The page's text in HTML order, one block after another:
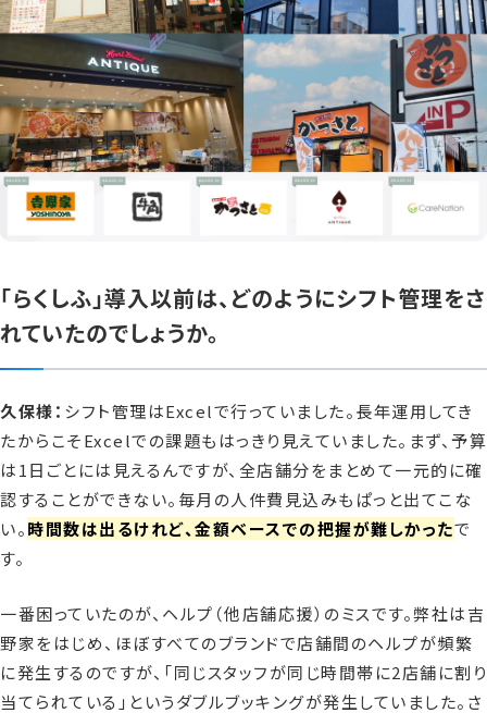
「らくしふ」導入以前は、どのようにシフト管理をさ
れていたのでしょうか。
久保様： シフト管理はExcelで行っていました。長年運用してき
たからこそExcelでの課題もはっきり見えていました。まず、予算
は1日ごとには見えるんですが、全店舗分をまとめて一元的に確
認することができない。毎月の人件費見込みもぱっと出てこな
い。時間数は出るけれど、金額ベースでの把握が難しかったで
す。
一番困っていたのが、ヘルプ（他店舗応援）のミスです。弊社は吉
野家をはじめ、ほぼすべてのブランドで店舗間のヘルプが頻繁
に発生するのですが、「同じスタッフが同じ時間帯に2店舗に割り
当てられている」というダブルブッキングが発生していました。さ